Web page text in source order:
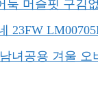
둑 머슬핏 구김
23FW
녀공용 겨울